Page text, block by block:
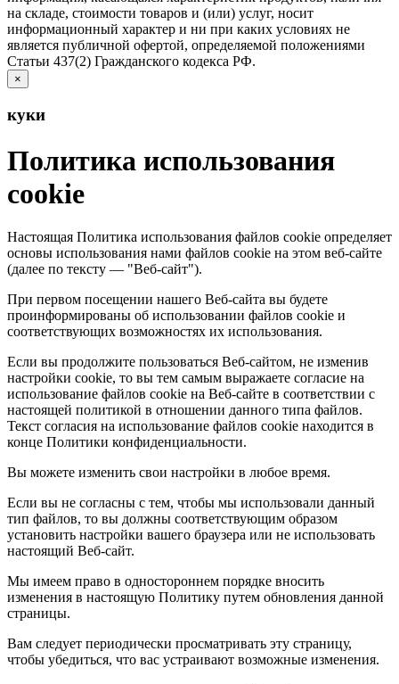
на складе, стоимости товаров и (или) услуг, носит
информационный характер и ни при каких условиях не
является публичной офертой, определяемой положениями
Статьи 437(2) Гражданского кодекса РФ.
×
куки
Политика использования
cookie
Настоящая Политика использования файлов cookie определяет
основы использования нами файлов cookie на этом веб-сайте
(далее по тексту — "Веб-сайт").
При первом посещении нашего Веб-сайта вы будете
проинформированы об использовании файлов cookie и
соответствующих возможностях их использования.
Если вы продолжите пользоваться Веб-сайтом, не изменив
настройки cookie, то вы тем самым выражаете согласие на
использование файлов cookie на Веб-сайте в соответствии с
настоящей политикой в отношении данного типа файлов.
Текст согласия на использование файлов cookie находится в
конце Политики конфиденциальности.
Вы можете изменить свои настройки в любое время.
Если вы не согласны с тем, чтобы мы использовали данный
тип файлов, то вы должны соответствующим образом
установить настройки вашего браузера или не использовать
настоящий Веб-сайт.
Мы имеем право в одностороннем порядке вносить
изменения в настоящую Политику путем обновления данной
страницы.
Вам следует периодически просматривать эту страницу,
чтобы убедиться, что вас устраивают возможные изменения.